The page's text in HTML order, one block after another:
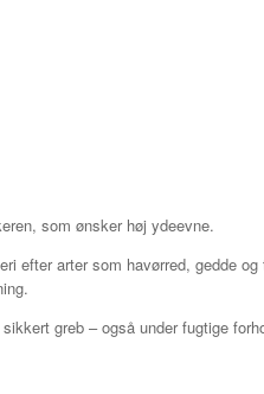
som ønsker høj ydeevne.
arter som havørred, gedde
greb – også under fugtige